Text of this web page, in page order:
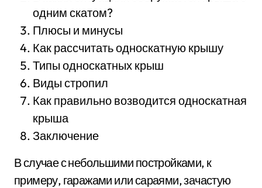
одним скатом?
Плюсы и минусы
Как рассчитать односкатную крышу
Типы односкатных крыш
Виды стропил
Как правильно возводится односкатная
крыша
Заключение
В случае с небольшими постройками, к
примеру, гаражами или сараями, зачастую